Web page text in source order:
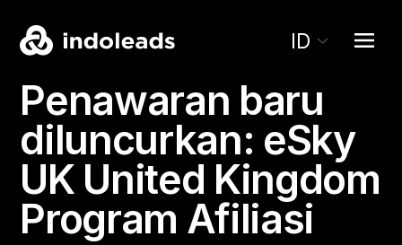
ID
Penawaran baru
diluncurkan: eSky
UKUnited Kingdom
Program Afiliasi